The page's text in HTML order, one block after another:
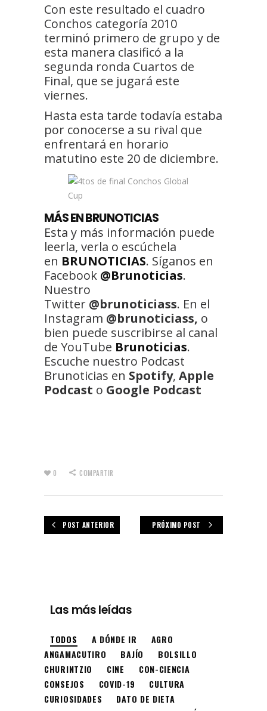
Con este resultado el cuadro
Conchos categoría 2010
terminó primero de grupo y de
esta manera clasificó a la
segunda ronda Cuartos de
Final, que se jugará este
viernes.
Hasta esta tarde todavía estaba
por conocerse a su rival que
enfrentará en horario
matutino este 20 de diciembre.
MÁS EN BRUNOTICIAS
Esta y más información puede
leerla, verla o escúchela
en BRUNOTICIAS. Síganos en
Facebook @Brunoticias.
Nuestro
Twitter @brunoticiass. En el
Instagram @brunoticiass, o
bien puede suscribirse al canal
de YouTube Brunoticias.
Escuche nuestro Podcast
Brunoticias en Spotify, Apple
Podcast o Google Podcast
0 COMPARTIR
POST ANTERIOR PRÓXIMO POST
Las más leídas
TODOS A DÓNDE IR
AGRO
ANGAMACUTIRO
BAJÍO
BOLSILLO
CHURINTZIO
CINE
CON-CIENCIA
CONSEJOS
COVID-19
CULTURA
CURIOSIDADES
DATO DE DIETA